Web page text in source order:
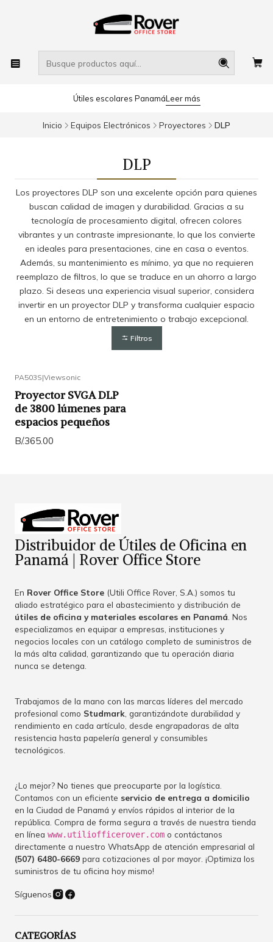
Útiles escolares PanamáLeer más
Inicio Equipos Electrónicos Proyectores DLP
DLP
Los proyectores DLP son una excelente opción para quienes
buscan calidad de imagen y durabilidad. Gracias a su
tecnología de procesamiento digital, ofrecen colores
vibrantes y un contraste impresionante, lo que los convierte
en ideales para presentaciones, cine en casa o eventos.
Además, su mantenimiento es mínimo, ya que no requieren
reemplazo de filtros, lo que se traduce en un ahorro a largo
plazo. Si deseas una experiencia visual superior, considera
invertir en un proyector DLP y transforma cualquier espacio
en un entorno de entretenimiento o trabajo excepcional.
Filtros
PA503S|Viewsonic
Proyector SVGA DLP
de 3800 lúmenes para
espacios pequeños
B/.365.00
Distribuidor de Útiles de Oficina en
Panamá | Rover Office Store
En Rover Office Store (Utili Office Rover, S.A.) somos tu
aliado estratégico para el abastecimiento y distribución de
útiles de oficina y materiales escolares en Panamá . Nos
especializamos en equipar a empresas, instituciones y
negocios locales con un catálogo completo de suministros de
la más alta calidad, garantizando que tu operación diaria
nunca se detenga.
Trabajamos de la mano con las marcas líderes del mercado
profesional como Studmark , garantizándote durabilidad y
rendimiento en cada artículo, desde engrapadoras de alta
resistencia hasta papelería general y consumibles
tecnológicos.
¿Lo mejor? No tienes que preocuparte por la logística.
Contamos con un eficiente servicio de entrega a domicilio
en la Ciudad de Panamá y envíos rápidos al interior de la
república. Compra de forma segura a través de nuestra tienda
en línea www.utiliofficerover.com o contáctanos
directamente a nuestro WhatsApp de atención empresarial al
(507) 6480-6669 para cotizaciones al por mayor. ¡Optimiza los
suministros de tu oficina hoy mismo!
Síguenos
CATEGORÍAS